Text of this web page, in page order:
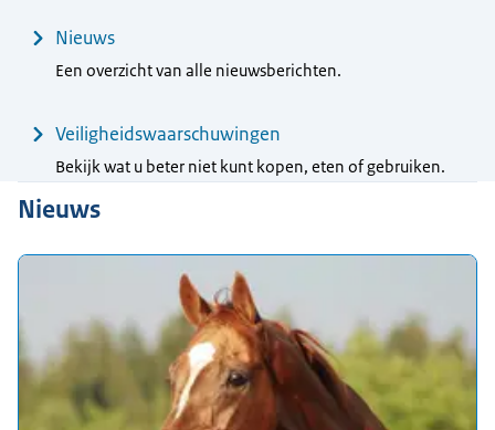
Nieuws
Een overzicht van alle nieuwsberichten.
Veiligheidswaarschuwingen
Bekijk wat u beter niet kunt kopen, eten of gebruiken.
Nieuws